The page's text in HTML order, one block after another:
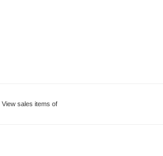
View sales items of